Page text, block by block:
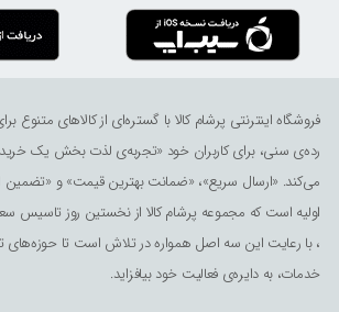
فروشگاه اینترنتی پرشام کالا با گستره‌ای از کالاهای متنوع
رده‌ی سنی، برای کاربران خود «تجربه‌ی لذت ‌بخش یک خرید
می‌کند. «ارسال سریع»، «ضمانت بهترین قیمت» و
اولیه است که مجموعه پرشام کالا از نخستین روز تاسیس
، با رعایت این سه اصل همواره در تلاش است تا حوزه‌های
خدمات، به دایره‌ی فعالیت خود بیافزاید.